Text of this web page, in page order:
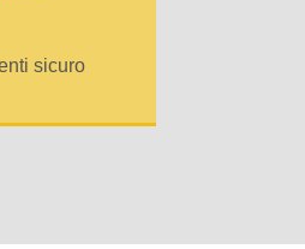
sicuro